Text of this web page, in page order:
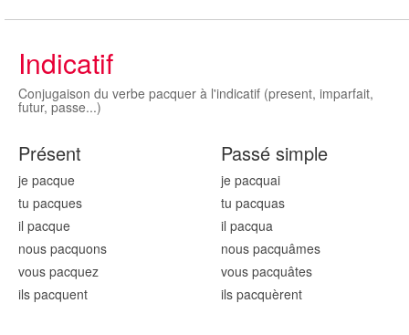
Indicatif
Conjugaison du verbe pacquer à l'indicatif (present, imparfait,
futur, passe...)
Présent
je pacque
tu pacques
il pacque
nous pacquons
vous pacquez
ils pacquent
Passé simple
je pacquai
tu pacquas
il pacqua
nous pacquâmes
vous pacquâtes
ils pacquèrent